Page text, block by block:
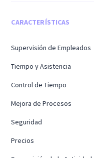
CARACTERÍSTICAS
Supervisión de Empleados
Tiempo y Asistencia
Control de Tiempo
Mejora de Procesos
Seguridad
Precios